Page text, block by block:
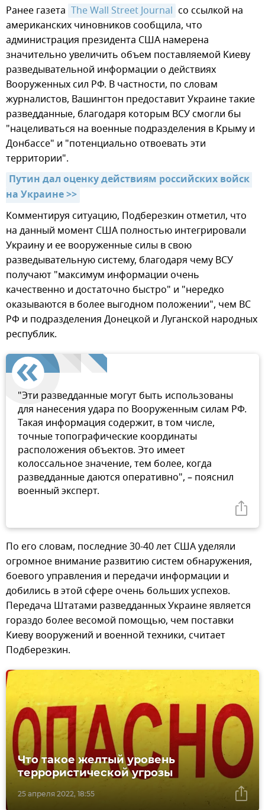
Ранее газета The Wall Street Journal со ссылкой на
американских чиновников сообщила, что
администрация президента США намерена
значительно увеличить объем поставляемой Киеву
разведывательной информации о действиях
Вооруженных сил РФ. В частности, по словам
журналистов, Вашингтон предоставит Украине такие
разведданные, благодаря которым ВСУ смогли бы
"нацеливаться на военные подразделения в Крыму и
Донбассе" и "потенциально отвоевать эти
территории".
Путин дал оценку действиям российских войск
на Украине >>
Комментируя ситуацию, Подберезкин отметил, что
на данный момент США полностью интегрировали
Украину и ее вооруженные силы в свою
разведывательную систему, благодаря чему ВСУ
получают "максимум информации очень
качественно и достаточно быстро" и "нередко
оказываются в более выгодном положении", чем ВС
РФ и подразделения Донецкой и Луганской народных
республик.
"Эти разведданные могут быть использованы
для нанесения удара по Вооруженным силам РФ.
Такая информация содержит, в том числе,
точные топографические координаты
расположения объектов. Это имеет
колоссальное значение, тем более, когда
разведданные даются оперативно", – пояснил
военный эксперт.
По его словам, последние 30-40 лет США уделяли
огромное внимание развитию систем обнаружения,
боевого управления и передачи информации и
добились в этой сфере очень больших успехов.
Передача Штатами разведданных Украине является
гораздо более весомой помощью, чем поставки
Киеву вооружений и военной техники, считает
Подберезкин.
25 апреля 2022, 18:55
Что такое желтый уровень
террористической угрозы